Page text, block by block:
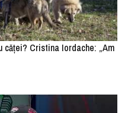
Cristina Iordache: „Am